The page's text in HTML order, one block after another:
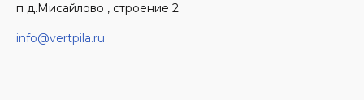
п д.Мисайлово , строение 2
info@vertpila.ru